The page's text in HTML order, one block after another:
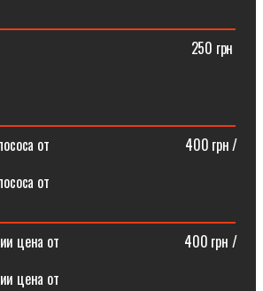
от ⠀⠀⠀⠀⠀⠀⠀⠀⠀⠀⠀⠀⠀⠀⠀⠀⠀⠀250 грн
илососа от⠀⠀⠀⠀⠀⠀⠀⠀⠀⠀⠀⠀⠀400 грн /
от
цена от⠀⠀⠀⠀⠀⠀⠀⠀⠀⠀⠀⠀400 грн /
цена от